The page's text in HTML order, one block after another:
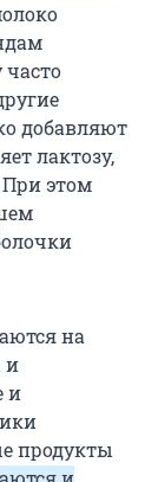
часто
добавляют
лактозу,
При этом
на
и
и
продукты